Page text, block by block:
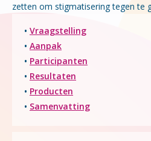
zetten om stigmatisering tegen te
• Vraagstelling
• Aanpak
• Participanten
• Resultaten
• Producten
• Samenvatting